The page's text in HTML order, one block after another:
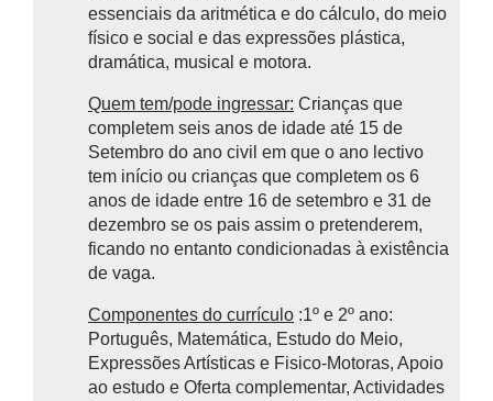
essenciais da aritmética e do cálculo, do meio
físico e social e das expressões plástica,
dramática, musical e motora.
Quem tem/pode ingressar: Crianças que
completem seis anos de idade até 15 de
Setembro do ano civil em que o ano lectivo
tem início ou crianças que completem os 6
anos de idade entre 16 de setembro e 31 de
dezembro se os pais assim o pretenderem,
ficando no entanto condicionadas à existência
de vaga.
Componentes do currículo :1º e 2º ano:
Português, Matemática, Estudo do Meio,
Expressões Artísticas e Fisico-Motoras, Apoio
ao estudo e Oferta complementar, Actividades